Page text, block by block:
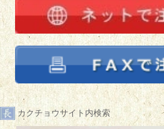
カクチョウサイト内検索